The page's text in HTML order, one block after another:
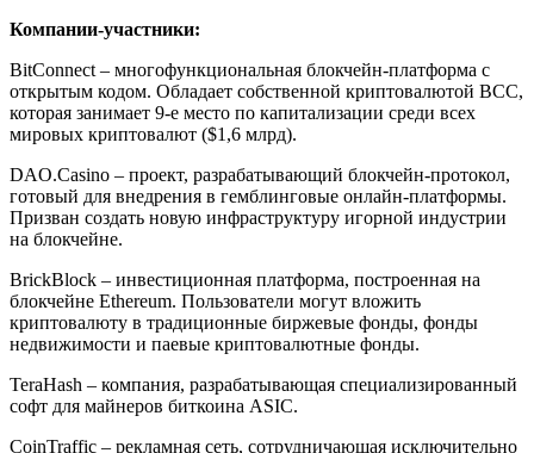
Компании-участники:
BitConnect – многофункциональная блокчейн-платформа с
открытым кодом. Обладает собственной криптовалютой BCC,
которая занимает 9-е место по капитализации среди всех
мировых криптовалют ($1,6 млрд).
DAO.Casino – проект, разрабатывающий блокчейн-протокол,
готовый для внедрения в гемблинговые онлайн-платформы.
Призван создать новую инфраструктуру игорной индустрии
на блокчейне.
BrickBlock – инвестиционная платформа, построенная на
блокчейне Ethereum. Пользователи могут вложить
криптовалюту в традиционные биржевые фонды, фонды
недвижимости и паевые криптовалютные фонды.
TeraHash – компания, разрабатывающая специализированный
софт для майнеров биткоина ASIC.
CoinTraffic – рекламная сеть, сотрудничающая исключительно